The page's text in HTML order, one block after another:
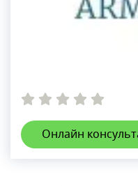
Онлайн